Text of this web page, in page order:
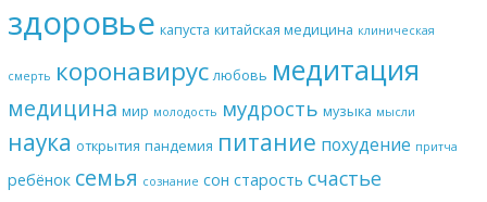
здоровье капуста китайская медицина клиническая
смерть коронавирус любовь медитация
медицина мир молодость мудрость музыка мысли
наука открытия пандемия питание похудение притча
ребёнок семья сознание сон старость счастье